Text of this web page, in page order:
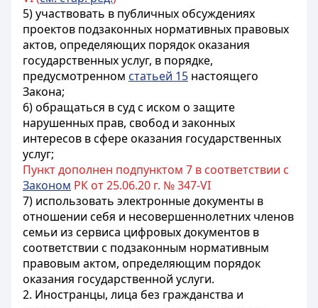
5) участвовать в публичных обсуждениях
проектов подзаконных нормативных правовых
актов, определяющих порядок оказания
государственных услуг, в порядке,
предусмотренном статьей 15 настоящего
Закона;
6) обращаться в суд с иском о защите
нарушенных прав, свобод и законных
интересов в сфере оказания государственных
услуг;
Пункт дополнен подпунктом 7 в соответствии с
Законом РК от 25.06.20 г. № 347-VI
7) использовать электронные документы в
отношении себя и несовершеннолетних членов
семьи из сервиса цифровых документов в
соответствии с подзаконным нормативным
правовым актом, определяющим порядок
оказания государственной услуги.
2. Иностранцы, лица без гражданства и